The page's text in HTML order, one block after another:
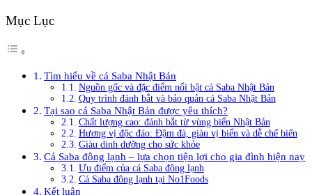
Mục Lục
Tìm hiểu về cá Saba Nhật Bản
Nguồn gốc và đặc điểm nổi bật cá Saba Nhật Bản
Quy trình đánh bắt và bảo quản cá Saba Nhật Bản
Tại sao cá Saba Nhật Bản được yêu thích?
Chất lượng cao: đánh bắt từ vùng biển Nhật Bản
Hương vị độc đáo: Đậm đà, giàu vị biển và dễ chế biến
Giàu dinh dưỡng cho sức khỏe
Cá Saba đông lạnh – lựa chọn tiện lợi cho gia đình hiện nay
Ưu điểm của cá Saba đông lạnh
Cá Saba đông lạnh tại No1Foods
Kết luận